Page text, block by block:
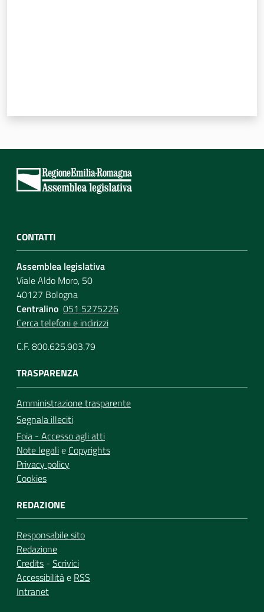
CONTATTI
Assemblea legislativa
Viale Aldo Moro, 50
40127 Bologna
Centralino 051 5275226
Cerca telefoni e indirizzi
C.F. 800.625.903.79
TRASPARENZA
Amministrazione trasparente
Segnala illeciti
Foia - Accesso agli atti
Note legalie Copyrights
Privacy policy
Cookies
REDAZIONE
Responsabile sito
Redazione
Credits - Scrivici
Accessibilitàe RSS
Intranet